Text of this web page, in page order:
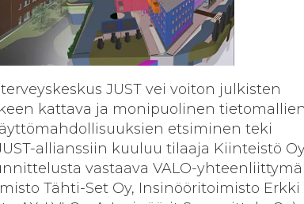
JUST vei voiton julkisten
kattava ja monipuolinen tietomallien
etsiminen teki
allianssiin kuuluu tilaaja Kiinteistö
vastaava VALO-yhteenliittymä
Tähti-Set Oy, Insinööritoimisto Erkki